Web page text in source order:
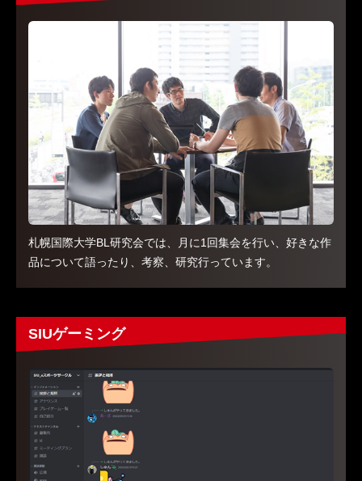
札幌国際大学BL研究会では、月に1回集会を行い、好きな作
品について語ったり、考察、研究行っています。
SIUゲーミング